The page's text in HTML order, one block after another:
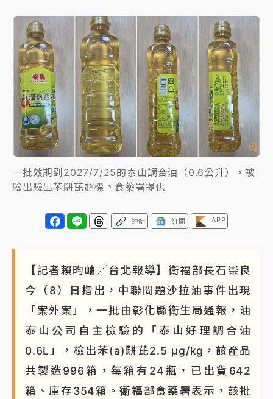
中租控股7月營收創今年新高 前7月獲利成長6%
獨家｜ 和欣客運總裁逝世！少東涉洗錢遭收押 戴手銬
腳鐐提前奔靈堂畫面曝
處置制度大變革！ 證交所今起縮短股票「關禁閉」天
數與撮合時間
才續任就飛美國大學面試 清大校長高為元致歉：機會
到來時引起我的好奇
白海豚颱風解除海警 西南風來了！4縣市大雨特報、各
分析｜ 7月營收甫首破單月9000億元下半年續旺指
盟 兩大愛徒向他致
一批效期到2027/7/25的泰山調合油（0.6公升），被
驗出驗出苯駢芘超標。食藥署提供
連結 訂閱 APP
【記者賴昀岫／台北報導】衛福部長石崇良
今（8）日指出，中聯問題沙拉油事件出現
「案外案」，一批由彰化縣衛生局通報，油
泰山公司自主檢驗的「泰山好理調合油
0.6L」，檢出苯(a)駢芘2.5 μg/kg，該產品
共製造996箱，每箱有24瓶，已出貨642
箱、庫存354箱。衛福部食藥署表示，該批